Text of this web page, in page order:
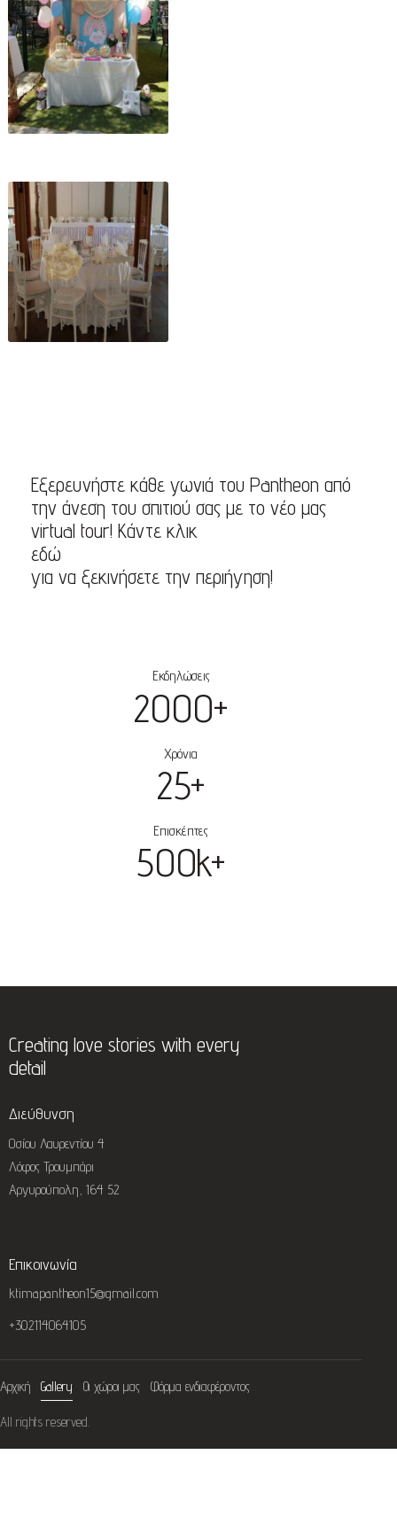
Εξερευνήστε κάθε γωνιά του Pantheon από
την άνεση του σπιτιού σας με το νέο μας
virtual tour! Κάντε κλικ
εδώ
για να ξεκινήσετε την περιήγηση!
Εκδηλώσεις
2000+
Χρόνια
25+
Επισκέπτες
500k+
Creating love stories with every
detail
Διεύθυνση
Οσίου Λαυρεντίου 4
Λόφος Τρουμπάρι
Αργυρούπολη, 164 52
Επικοινωνία
ktimapantheon15@gmail.com
+302114064105
Αρχική Gallery Οι χώροι μας Φόρμα ενδιαφέροντος
All rights reserved.